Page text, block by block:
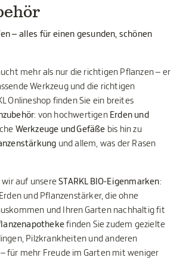
– alles für einen gesunden, schönen
mehr als nur die richtigen Pflanzen – er
Werkzeug und die richtigen
Onlineshop finden Sie ein breites
: von hochwertigen Erden und
Werkzeuge und Gefäße bis hin zu
und allem, was der Rasen
wir auf unsereSTARKL BIO-Eigenmarken:
und Pflanzenstärker, die ohne
und Ihren Garten nachhaltig fit
finden Sie zudem gezielte
Pilzkrankheiten und anderen
für mehr Freude im Garten mit weniger